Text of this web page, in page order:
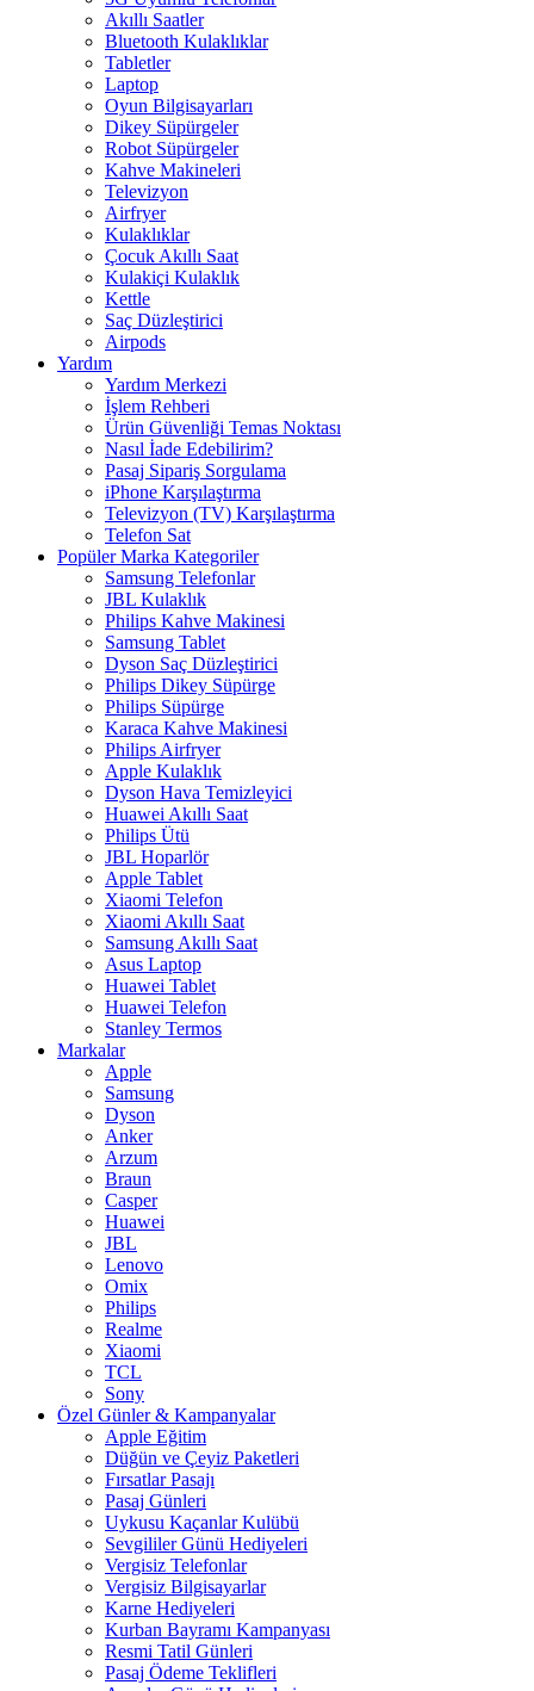
Akıllı Saatler
Bluetooth Kulaklıklar
Tabletler
Laptop
Oyun Bilgisayarları
Dikey Süpürgeler
Robot Süpürgeler
Kahve Makineleri
Televizyon
Airfryer
Kulaklıklar
Çocuk Akıllı Saat
Kulakiçi Kulaklık
Kettle
Saç Düzleştirici
Airpods
Yardım
Yardım Merkezi
İşlem Rehberi
Ürün Güvenliği Temas Noktası
Nasıl İade Edebilirim?
Pasaj Sipariş Sorgulama
iPhone Karşılaştırma
Televizyon (TV) Karşılaştırma
Telefon Sat
Popüler Marka Kategoriler
Samsung Telefonlar
JBL Kulaklık
Philips Kahve Makinesi
Samsung Tablet
Dyson Saç Düzleştirici
Philips Dikey Süpürge
Philips Süpürge
Karaca Kahve Makinesi
Philips Airfryer
Apple Kulaklık
Dyson Hava Temizleyici
Huawei Akıllı Saat
Philips Ütü
JBL Hoparlör
Apple Tablet
Xiaomi Telefon
Xiaomi Akıllı Saat
Samsung Akıllı Saat
Asus Laptop
Huawei Tablet
Huawei Telefon
Stanley Termos
Markalar
Apple
Samsung
Dyson
Anker
Arzum
Braun
Casper
Huawei
JBL
Lenovo
Omix
Philips
Realme
Xiaomi
TCL
Sony
Özel Günler & Kampanyalar
Apple Eğitim
Düğün ve Çeyiz Paketleri
Fırsatlar Pasajı
Pasaj Günleri
Uykusu Kaçanlar Kulübü
Sevgililer Günü Hediyeleri
Vergisiz Telefonlar
Vergisiz Bilgisayarlar
Karne Hediyeleri
Kurban Bayramı Kampanyası
Resmi Tatil Günleri
Pasaj Ödeme Teklifleri